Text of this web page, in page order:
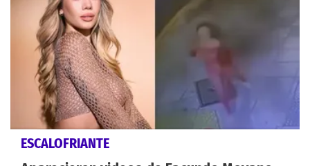
ESCALOFRIANTE